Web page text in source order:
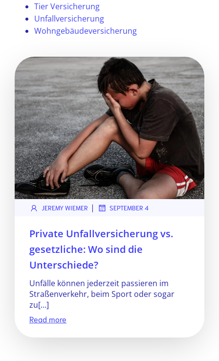
Tier Versicherung
Unfallversicherung
Wohngebäudeversicherung
JEREMY WIEMER | SEPTEMBER 4
Private Unfallversicherung vs.
gesetzliche: Wo sind die
Unterschiede?
Unfälle können jederzeit passieren im
Straßenverkehr, beim Sport oder sogar
zu[…]
Read more